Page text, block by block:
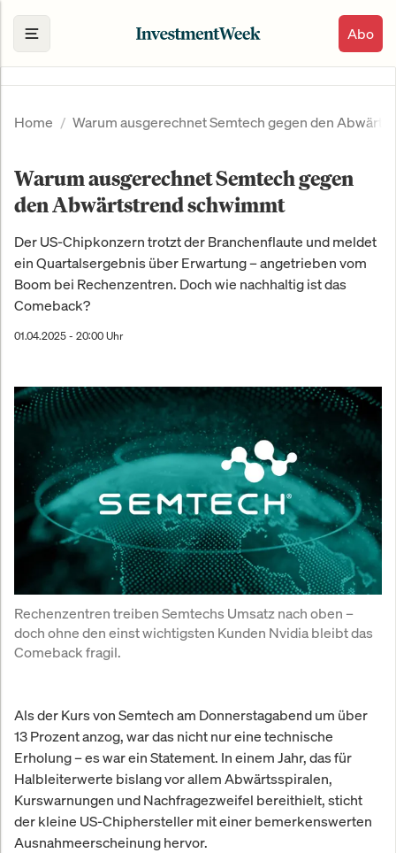
Abo
Home Warum ausgerechnet Semtech gegen den
Warum ausgerechnet Semtech gegen
den Abwärtstrend schwimmt
Der US-Chipkonzern trotzt der Branchenflaute und meldet
ein Quartalsergebnis über Erwartung – angetrieben vom
Boom bei Rechenzentren. Doch wie nachhaltig ist das
Comeback?
01.04.2025 - 20:00 Uhr
Rechenzentren treiben Semtechs Umsatz nach oben –
doch ohne den einst wichtigsten Kunden Nvidia bleibt das
Comeback fragil.
Als der Kurs von Semtech am Donnerstagabend um über
13 Prozent anzog, war das nicht nur eine technische
Erholung – es war ein Statement. In einem Jahr, das für
Halbleiterwerte bislang vor allem Abwärtsspiralen,
Kurswarnungen und Nachfragezweifel bereithielt, sticht
der kleine US-Chiphersteller mit einer bemerkenswerten
Ausnahmeerscheinung hervor.